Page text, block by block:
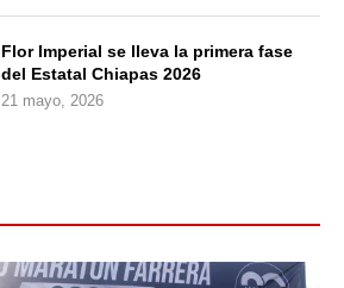
Flor Imperial se lleva la primera fase
del Estatal Chiapas 2026
21 mayo, 2026